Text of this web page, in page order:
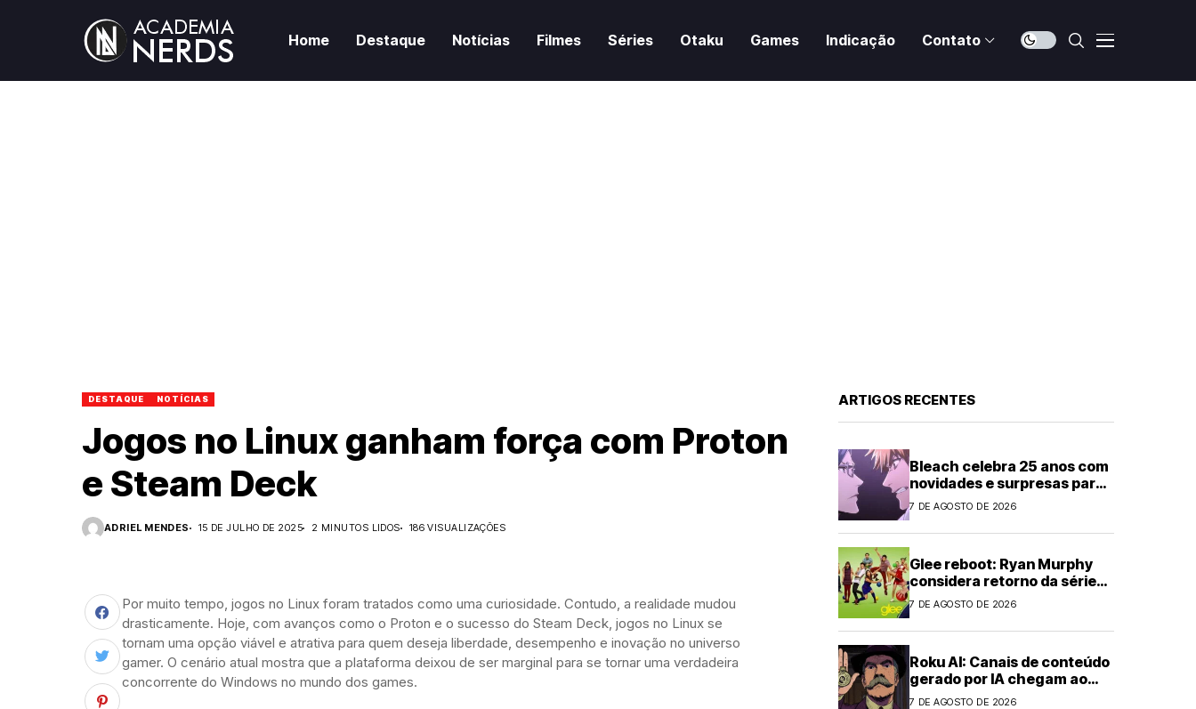
Home Destaque Notícias Filmes Séries Otaku Games Indicação Contato
DESTAQUE NOTÍCIAS
Jogos no Linux ganham força com Proton
e Steam Deck
ADRIEL MENDES 15 DE JULHO DE 2025 2 MINUTOS LIDOS 186 VISUALIZAÇÕES
Por muito tempo, jogos no Linux foram tratados como uma curiosidade. Contudo, a realidade mudou
drasticamente. Hoje, com avanços como o Proton e o sucesso do Steam Deck, jogos no Linux se
tornam uma opção viável e atrativa para quem deseja liberdade, desempenho e inovação no universo
gamer. O cenário atual mostra que a plataforma deixou de ser marginal para se tornar uma verdadeira
concorrente do Windows no mundo dos games.
ARTIGOS RECENTES
Bleach celebra 25 anos com
novidades e surpresas para
fãs
7 DE AGOSTO DE 2026
Glee reboot: Ryan Murphy
considera retorno da série
musical
7 DE AGOSTO DE 2026
Roku AI: Canais de conteúdo
gerado por IA chegam ao
streaming
7 DE AGOSTO DE 2026